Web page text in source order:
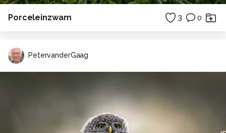
Porceleinzwam 3 0
PetervanderGaag